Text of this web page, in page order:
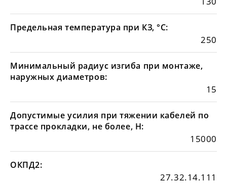
Предельная температура при КЗ, °С:
250
Минимальный радиус изгиба при монтаже,
наружных диаметров:
15
Допустимые усилия при тяжении кабелей по
трассе прокладки, не более, Н:
15000
ОКПД2:
27.32.14.111